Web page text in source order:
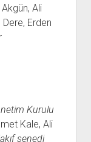
Akgün, Ali
Dere, Erden
Kurulu
Kale, Ali
senedi